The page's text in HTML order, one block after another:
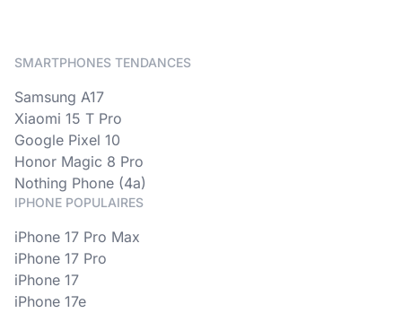
SMARTPHONES TENDANCES
Samsung A17
Xiaomi 15 T Pro
Google Pixel 10
Honor Magic 8 Pro
Nothing Phone (4a)
IPHONE POPULAIRES
iPhone 17 Pro Max
iPhone 17 Pro
iPhone 17
iPhone 17e